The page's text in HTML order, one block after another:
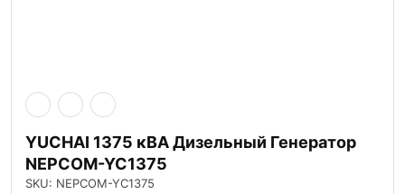
YUCHAI 1375 кВА Дизельный Генератор
NEPCOM-YC1375
SKU: NEPCOM-YC1375